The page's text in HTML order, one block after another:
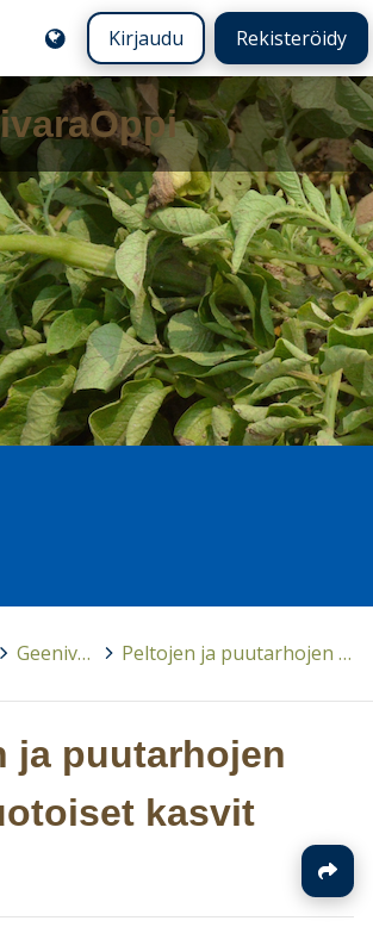
Kirjaudu Rekisteröidy
> Geenivaratutkijoiden kokoamaa > Peltojen ja puutarhojen monimuotoiset kasvit
ja puutarhojen
kasvit